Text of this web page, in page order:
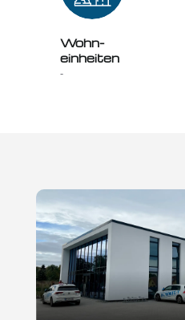
Wohn­­
einheiten
-